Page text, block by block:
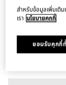
สำหรับข้อมูลเพิ่มเติม
เรา นโยบายคุกกี้
ยอมรับคุกกี้